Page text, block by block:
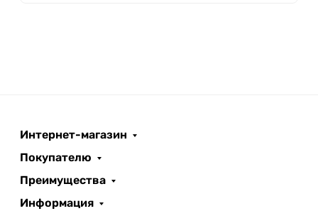
Интернет-магазин
Покупателю
Преимущества
Информация